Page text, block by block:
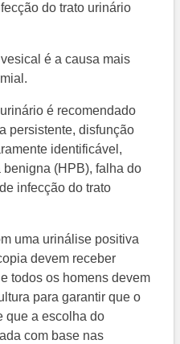
do trato urinário
é a causa mais
é recomendado
persistente, disfunção
identificável,
(HPB), falha do
infecção do trato
uma urinálise positiva
devem receber
todos os homens devem
para garantir que o
que a escolha do
com base nas